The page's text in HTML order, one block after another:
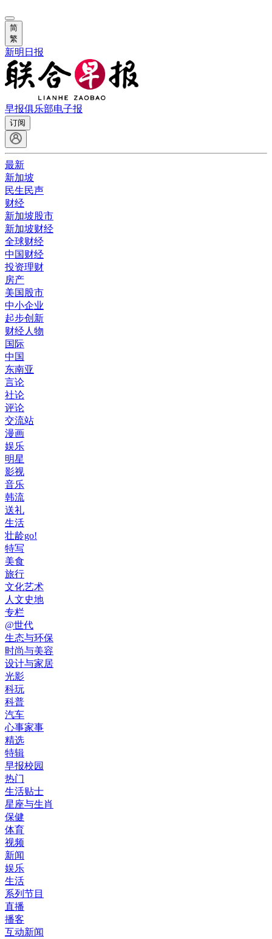
简
繁
新明日报
早报俱乐部电子报
订阅
最新
新加坡
民生民声
财经
新加坡股市
新加坡财经
全球财经
中国财经
投资理财
房产
美国股市
中小企业
起步创新
财经人物
国际
中国
东南亚
言论
社论
评论
交流站
漫画
娱乐
明星
影视
音乐
韩流
送礼
生活
壮龄go!
特写
美食
旅行
文化艺术
人文史地
专栏
@世代
生态与环保
时尚与美容
设计与家居
光影
科玩
科普
汽车
心事家事
精选
特辑
早报校园
热门
生活贴士
星座与生肖
保健
体育
视频
新闻
娱乐
生活
系列节目
直播
播客
互动新闻